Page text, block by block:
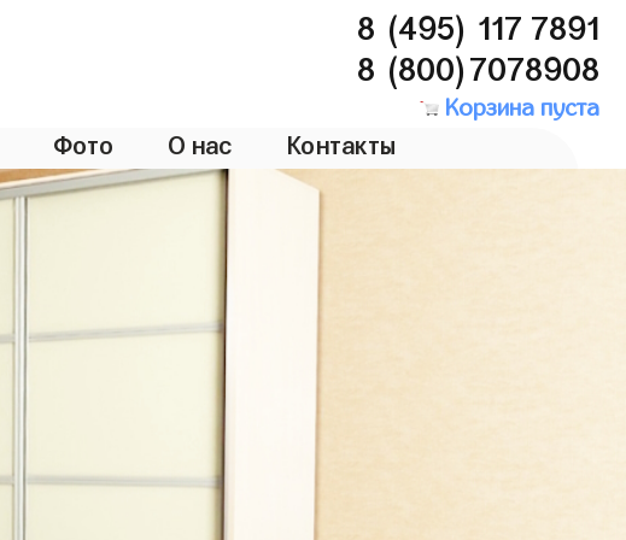
8 (495) 117 7891
8 (800)7078908
Корзина пуста
Фото О нас Контакты